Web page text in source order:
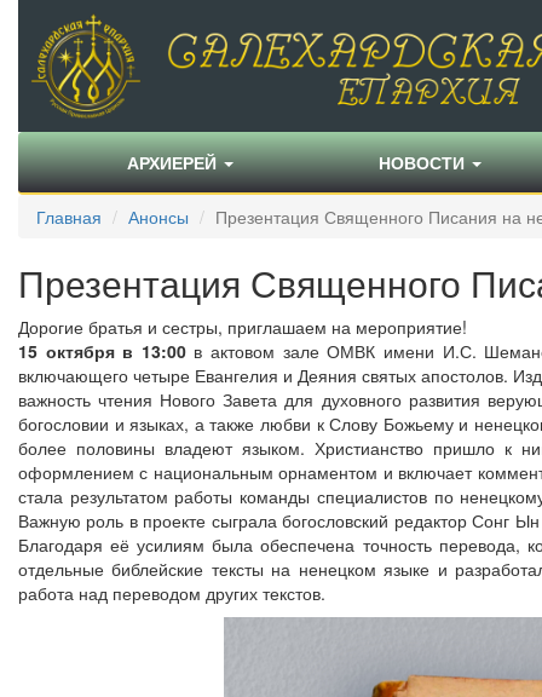
АРХИЕРЕЙ НОВОСТИ
Главная Анонсы Презентация Священного Писания на
Презентация Священного
Дорогие братья и сестры, приглашаем на мероприятие!
15 октября в 13:00в актовом зале ОМВК имени И.С.
включающего четыре Евангелия и Деяния святых апостолов.
важность чтения Нового Завета для духовного развития
богословии и языках, а также любви к Слову Божьему и
более половины владеют языком. Христианство пришло к
оформлением с национальным орнаментом и включает
стала результатом работы команды специалистов по
Важную роль в проекте сыграла богословский редактор
Благодаря её усилиям была обеспечена точность перевода,
отдельные библейские тексты на ненецком языке и
работа над переводом других текстов.